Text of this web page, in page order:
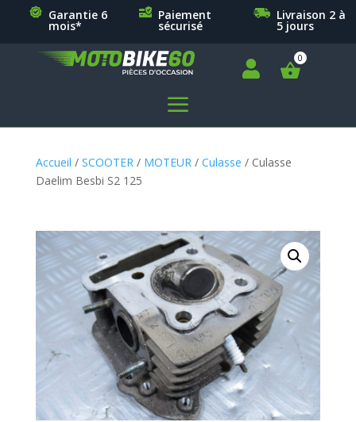
Garantie 6
mois*
Paiement
sécurisé
Livraison 2 à
5 jours

a
Accueil / SCOOTER / MOTEUR / Culasse / Culasse
Daelim Besbi S2 125